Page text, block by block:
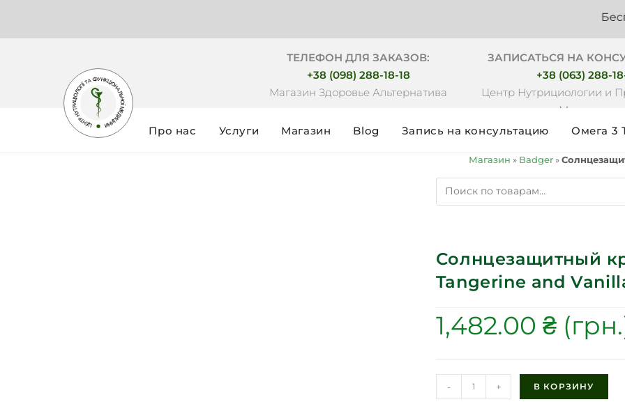
ТЕЛЕФОН ДЛЯ ЗАКАЗОВ:
+38 (098) 288-18-18
Магазин Здоровье Альтернатива
ЗАПИСАТЬСЯ НА
+38 (063) 288-
Центр Нутрициологии и
Медицины
Про нас
Услуги Магазин Blog Запись на консультацию Омега 3
Магазин » Badger»
Солнцезащитный
Tangerine and
1,482.00 ₴
- + В КОРЗИНУ